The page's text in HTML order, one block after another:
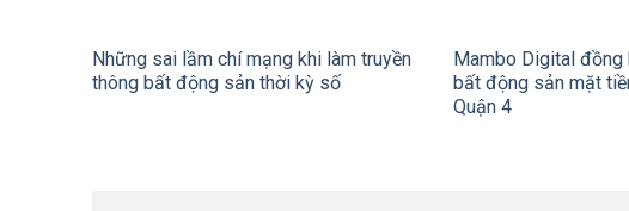
Những sai lầm chí mạng khi làm truyền
thông bất động sản thời kỳ số
Mambo Digital đồng
bất động sản mặt
Quận 4